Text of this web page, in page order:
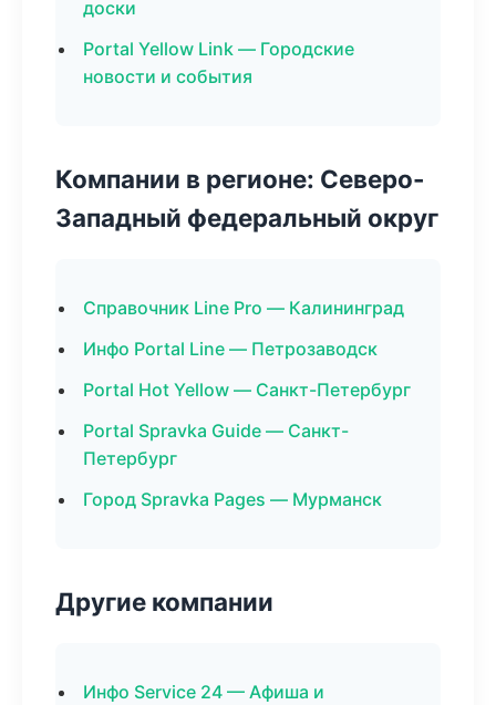
доски
Portal Yellow Link — Городские
новости и события
Компании в регионе: Северо-
Западный федеральный округ
Справочник Line Pro — Калининград
Инфо Portal Line — Петрозаводск
Portal Hot Yellow — Санкт-Петербург
Portal Spravka Guide — Санкт-
Петербург
Город Spravka Pages — Мурманск
Другие компании
Инфо Service 24 — Афиша и